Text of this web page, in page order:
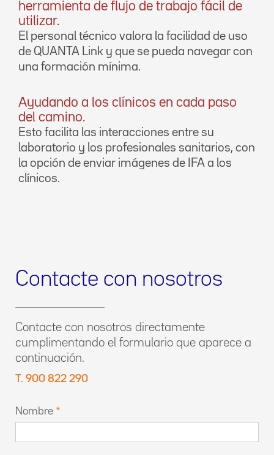
herramienta de flujo de trabajo fácil de
utilizar.
El personal técnico valora la facilidad de uso
de QUANTA Link y que se pueda navegar con
una formación mínima.
Ayudando a los clínicos en cada paso
del camino.
Esto facilita las interacciones entre su
laboratorio y los profesionales sanitarios, con
la opción de enviar imágenes de IFA a los
clínicos.
Contacte con nosotros
Contacte con nosotros directamente
cumplimentando el formulario que aparece a
continuación.
T. 900 822 290
Nombre